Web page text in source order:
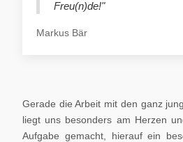
Freu(n)de!"
Markus Bär
Gerade die Arbeit mit den ganz
liegt uns besonders am Herzen
Aufgabe gemacht, hierauf ein